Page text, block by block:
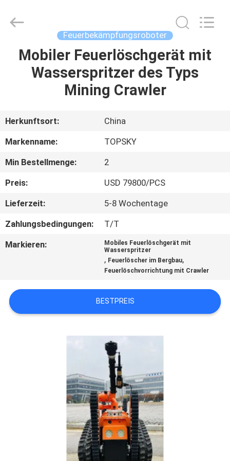
HAUS
PRODUKTE
ÜBER
UNS
FABRIK-
AUSFLUG
QUALITÄTSKONTROLLE
MIT
UNS
VERBINDUNG
Century Holding Co.,Ltd.
Feuerbekämpfungsroboter
Mobiler Feuerlöschgerät mit
Wasserspritzer des Typs
Mining Crawler
Herkunftsort:
China
Markenname:
TOPSKY
Min Bestellmenge:
2
Preis:
USD 79800/PCS
Lieferzeit:
5-8 Wochentage
Zahlungsbedingungen:
T/T
Markieren:
Mobiles Feuerlöschgerät mit
Wasserspritzer
, Feuerlöscher im Bergbau,
Feuerlöschvorrichtung mit Crawler
BESTPREIS